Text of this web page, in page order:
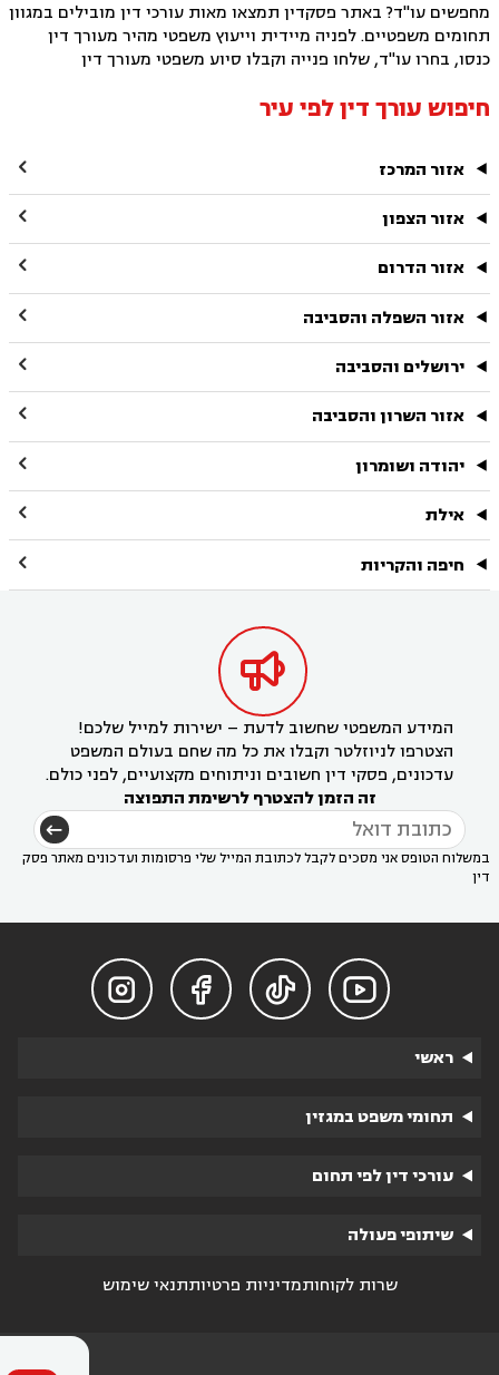
מחפשים עו"ד? באתר פסקדין תמצאו מאות עורכי דין מובילים במגוון
תחומים משפטיים. לפניה מיידית וייעוץ משפטי מהיר מעורך דין
כנסו, בחרו עו"ד, שלחו פנייה וקבלו סיוע משפטי מעורך דין
חיפוש עורך דין לפי עיר
אזור המרכז 
אזור הצפון 
אזור הדרום 
אזור השפלה והסביבה 
ירושלים והסביבה 
אזור השרון והסביבה 
יהודה ושומרון 
אילת 
חיפה והקריות 

המידע המשפטי שחשוב לדעת – ישירות למייל שלכם!
הצטרפו לניוזלטר וקבלו את כל מה שחם בעולם המשפט
עדכונים, פסקי דין חשובים וניתוחים מקצועיים, לפני כולם.
זה הזמן להצטרף לרשימת התפוצה
במשלוח הטופס אני מסכים לקבל לכתובת המייל שלי פרסומות ועדכונים מאתר פסק
דין




ראשי
תחומי משפט במגזין
עורכי דין לפי תחום
שיתופי פעולה
שרות לקוחותמדיניות פרטיותתנאי שימוש